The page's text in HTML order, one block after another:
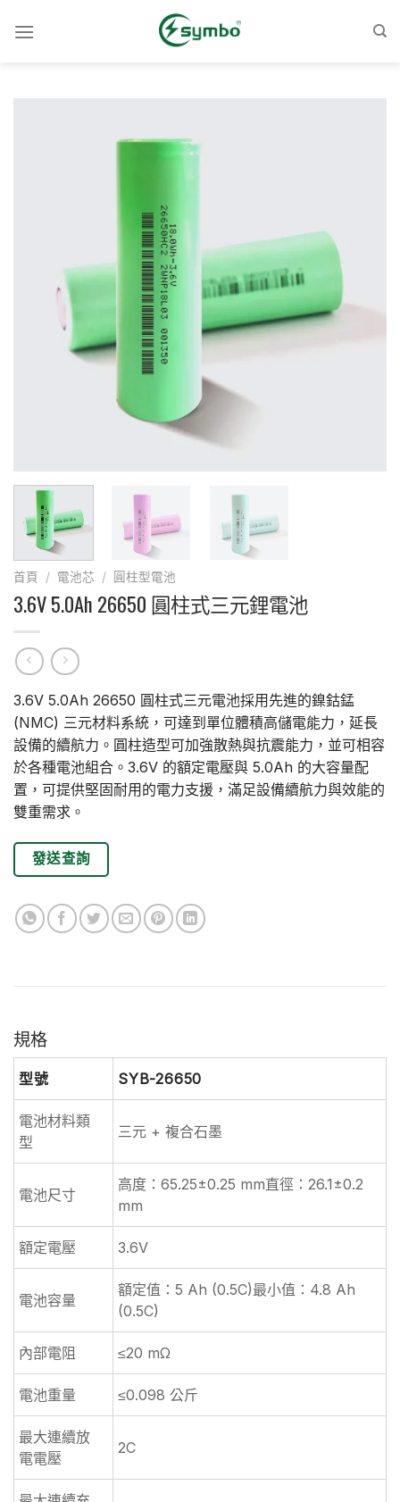
首頁 / 電池芯 / 圓柱型電池
3.6V 5.0Ah 26650 圓柱式三元鋰電池
3.6V 5.0Ah 26650 圓柱式三元電池採用先進的鎳鈷錳
(NMC) 三元材料系統，可達到單位體積高儲電能力，延長
設備的續航力。圓柱造型可加強散熱與抗震能力，並可相容
於各種電池組合。3.6V 的額定電壓與 5.0Ah 的大容量配
置，可提供堅固耐用的電力支援，滿足設備續航力與效能的
雙重需求。
發送查詢
規格
型號 SYB-26650
電池材料類
型
三元 + 複合石墨
電池尺寸
高度：65.25±0.25 mm直徑：26.1±0.2
mm
額定電壓 3.6V
電池容量
額定值：5 Ah (0.5C)最小值：4.8 Ah
(0.5C)
內部電阻 ≤20 mΩ
電池重量 ≤0.098 公斤
最大連續放
電電壓
2C